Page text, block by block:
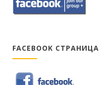
FACEBOOK СТРАНИЦА